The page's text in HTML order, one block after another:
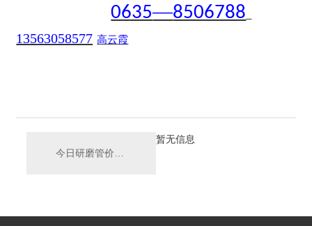
0635—8506788
13563058577 高云霞
暂无信息